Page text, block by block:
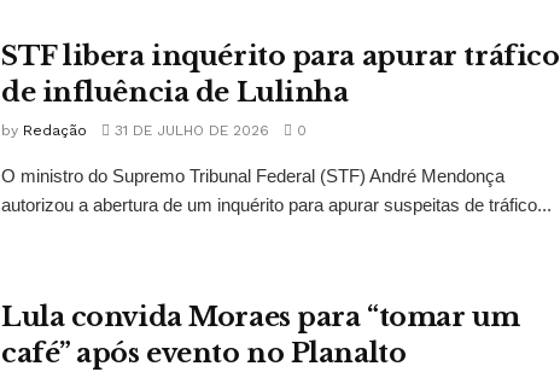
STF libera inquérito para apurar tráfico
de influência de Lulinha
by Redação 31 DE JULHO DE 2026 0
O ministro do Supremo Tribunal Federal (STF) André Mendonça
autorizou a abertura de um inquérito para apurar suspeitas de tráfico...
Lula convida Moraes para “tomar um
café” após evento no Planalto